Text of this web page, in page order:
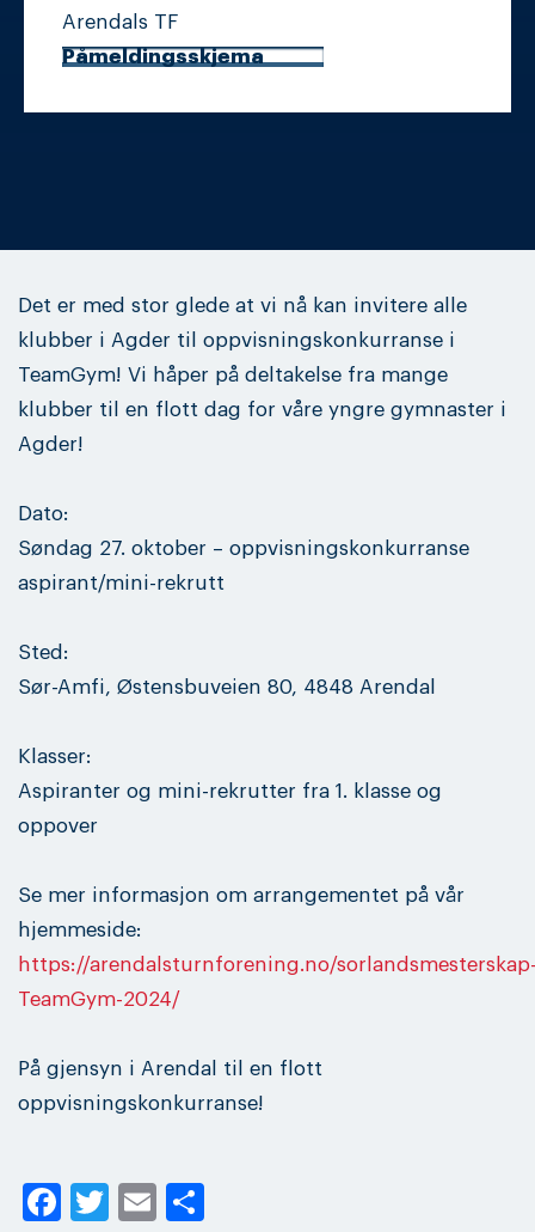
Arendals TF
Påmeldingsskjema
Det er med stor glede at vi nå kan invitere alle
klubber i Agder til oppvisningskonkurranse i
TeamGym! Vi håper på deltakelse fra mange
klubber til en flott dag for våre yngre gymnaster i
Agder!
Dato:
Søndag 27. oktober – oppvisningskonkurranse
aspirant/mini-rekrutt
Sted:
Sør-Amfi, Østensbuveien 80, 4848 Arendal
Klasser:
Aspiranter og mini-rekrutter fra 1. klasse og
oppover
Se mer informasjon om arrangementet på vår
hjemmeside:
https://arendalsturnforening.no/
TeamGym-2024/
På gjensyn i Arendal til en flott
oppvisningskonkurranse!
Facebook
Twitter
Email